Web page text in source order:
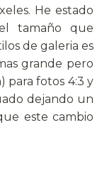
He estado
tamaño que
de galeria es
grande pero
para fotos 4:3 y
dejando un
este cambio